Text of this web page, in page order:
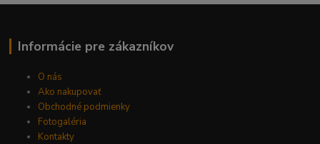
Informácie pre zákazníkov
O nás
Ako nakupovať
Obchodné podmienky
Fotogaléria
Kontakty